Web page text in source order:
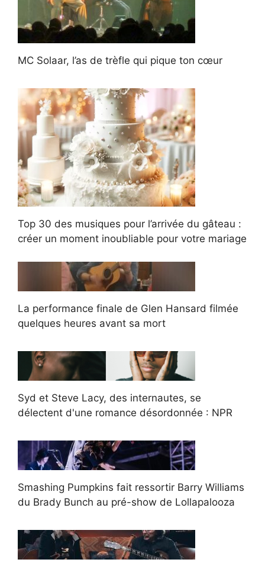
MC Solaar, l’as de trèfle qui pique ton cœur
Top 30 des musiques pour l’arrivée du gâteau :
créer un moment inoubliable pour votre mariage
La performance finale de Glen Hansard filmée
quelques heures avant sa mort
Syd et Steve Lacy, des internautes, se
délectent d'une romance désordonnée : NPR
Smashing Pumpkins fait ressortir Barry Williams
du Brady Bunch au pré-show de Lollapalooza